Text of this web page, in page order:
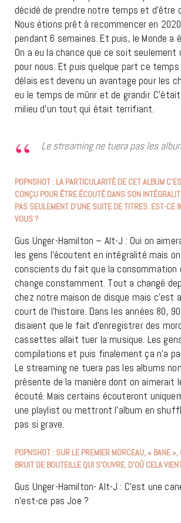
décidé de prendre notre temps et d’être
Nous étions prêt à recommencer en
pendant 6 semaines. Et puis, le Monde a
On a eu la chance que ce soit seulement
pour nous. Et puis quelque part ce temps
délais est devenu un avantage pour les
eu le temps de mûrir et de grandir.
milieu d’un tout qui était terrifiant.
Le streaming ne tuera pas les
POPNSHOT : LA PARTICULARITÉ DE CET ALBUM
CONÇU POUR ÊTRE ÉCOUTÉ DANS SON
PAS SEULEMENT D’UNE SUITE DE TITRES. EST-CE
VOUS ?
Gus Unger-Hamilton – Alt-J : Oui on
les gens l’écoutent en intégralité mais
conscients du fait que la consommation
change constamment. Tout a changé
chez notre maison de disque mais c’est
court de l’histoire. Dans les années 80,
disaient que le fait d’enregistrer des
cassettes allait tuer la musique. Les
compilations et puis finalement ça n’a
Le streaming ne tuera pas les albums
présente de la manière dont on aimerait
écouté. Mais certains écouteront
une playlist ou mettront l’album en
pas si grave.
POPNSHOT : SUR LE PREMIER MORCEAU, « BANE »,
BRUIT DE BOUTEILLE QUI S’OUVRE. D’OÙ CELA
Gus Unger-Hamilton- Alt-J : C’est une
n’est-ce pas Joe ?